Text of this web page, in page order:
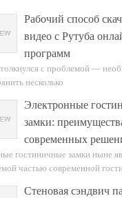
Рабочий способ
видео с Рутуба
программ
с проблемой —
несколько
Электронные
замки:
современных
гостиничные замки ныне
частью современной
Стеновая сэндвич